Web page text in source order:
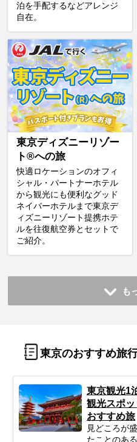
泊を手配するなどアレンジ
自在。
東京ディズニーリゾー
ト®への旅
快適ロケーションのオフィ
シャル・パートナーホテル
から観光にも便利なグッド
ネイバーホテルまで東京デ
ィズニーリゾート提携ホテ
ルを往復航空券とセットで
ご紹介。
も
東京のおすすめ旅
東京観光1
観光スポ
おすすめ旅
見どころが
たことのあ